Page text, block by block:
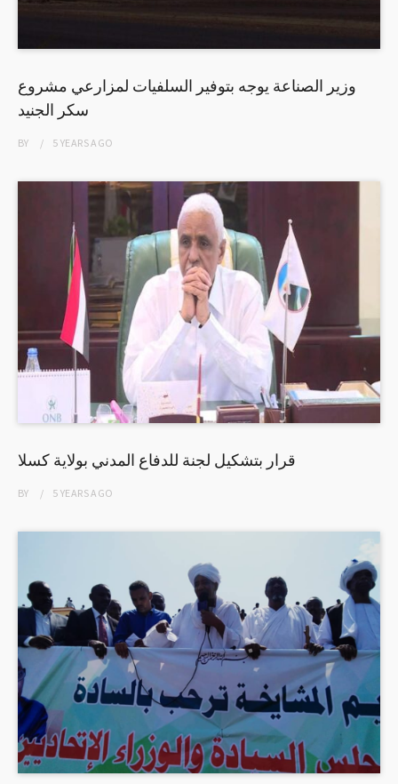
وزير الصناعة يوجه بتوفير السلفيات لمزارعي مشروع
سكر الجنيد
BY 5 YEARSAGO
قرار بتشكيل لجنة للدفاع المدني بولاية كسلا
BY 5 YEARSAGO